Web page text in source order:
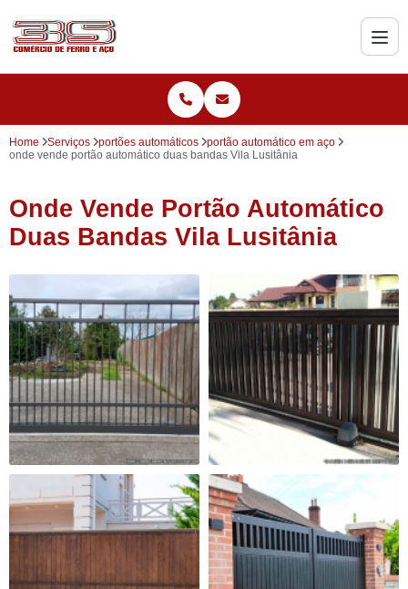
Home Serviços portões automáticos
portão automático em aço
onde vende portão automático duas bandas Vila Lusitânia
Onde Vende Portão Automático
Duas Bandas Vila Lusitânia